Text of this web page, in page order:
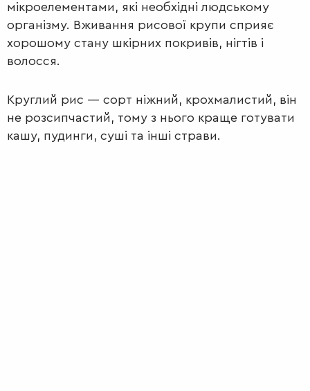
ПЕРШІ
мікроелементами, які необхідні людському
організму. Вживання рисової крупи сприяє
хорошому стану шкірних покривів, нігтів і
волосся.
Круглий рис — сорт ніжний, крохмалистий, він
не розсипчастий, тому з нього краще готувати
кашу, пудинги, суші та інші страви.